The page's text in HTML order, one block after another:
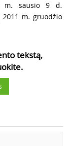
m. sausio 9 d.
m. gruodžio
tekstą,